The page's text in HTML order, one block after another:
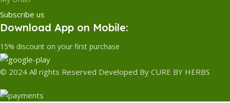
Subscribe us
Download App on Mobile:
15% discount on your first purchase
© 2024 All rights Reserved Developed By CURE BY HERBS